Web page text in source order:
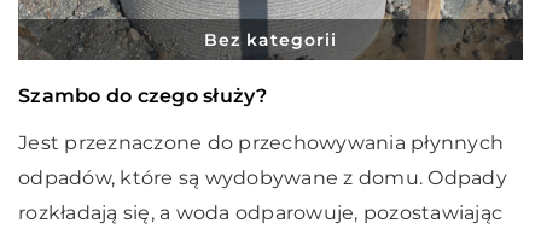
Bez kategorii
Szambo do czego służy?
Jest przeznaczone do przechowywania płynnych
odpadów, które są wydobywane z domu. Odpady
rozkładają się, a woda odparowuje, pozostawiając